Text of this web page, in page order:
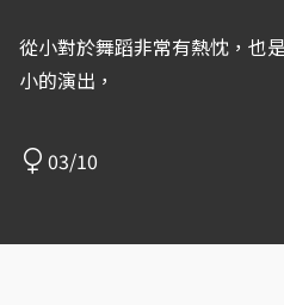
從小對於舞蹈非常有熱忱，也
小的演出，
03/10